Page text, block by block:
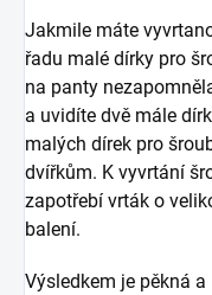
Jakmile máte
řadu malé dírky pro
na panty
a uvidíte dvě mále
malých dírek pro
dvířkům. K vyvrtání
zapotřebí vrták o
balení.
Výsledkem je pěkná